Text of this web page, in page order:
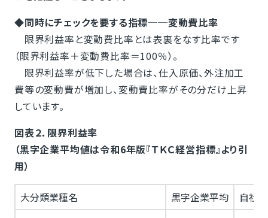
◆同時にチェックを要する指標──変動費比率
限界利益率と変動費比率とは表裏をなす比率です
（限界利益率＋変動費比率＝100％）。
限界利益率が低下した場合は、仕入原価、外注加工
費等の変動費が増加し、変動費比率がその分だけ上昇
しています。
図表２．限界利益率
（黒字企業平均値は令和6年版『ＴＫＣ経営指標』より引
用）
大分類業種名 黒字企業平均
自社